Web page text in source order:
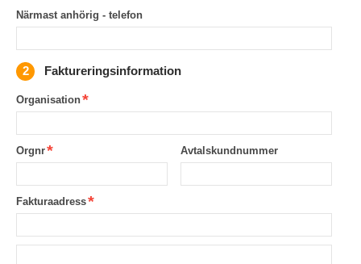
Närmast anhörig - telefon
Faktureringsinformation
Organisation
Orgnr Avtalskundnummer
Fakturaadress